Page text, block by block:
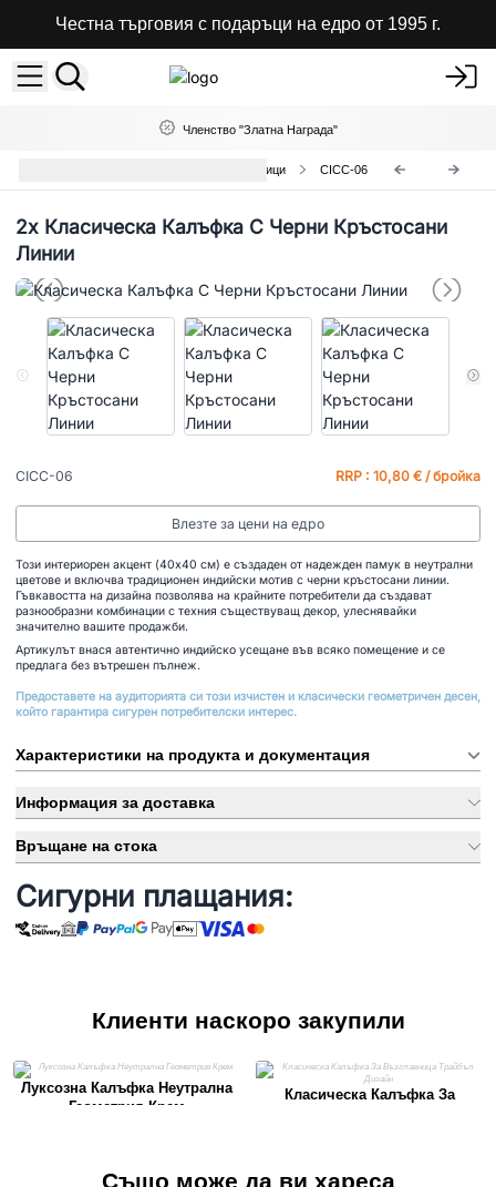
Честна търговия с подаръци на едро от 1995 г.
Членство "Златна Награда"
Класически Калъфки за Възглавници CICC-06
2x Класическа Калъфка С Черни Кръстосани
Линии
CICC-06 RRP : 10,80 € / бройка
Влезте за цени на едро
Този интериорен акцент (40x40 см) е създаден от надежден памук в неутрални
цветове и включва традиционен индийски мотив с черни кръстосани линии.
Гъвкавостта на дизайна позволява на крайните потребители да създават
разнообразни комбинации с техния съществуващ декор, улеснявайки
значително вашите продажби.
Артикулът внася автентично индийско усещане във всяко помещение и се
предлага без вътрешен пълнеж.
Предоставете на аудиторията си този изчистен и класически геометричен десен,
който гарантира сигурен потребителски интерес.
Характеристики на продукта и документация
Информация за доставка
Връщане на стока
Сигурни плащания:
Клиенти наскоро закупили
Луксозна Калъфка Неутрална
Геометрия Крем
Класическа Калъфка За
Също може да ви хареса